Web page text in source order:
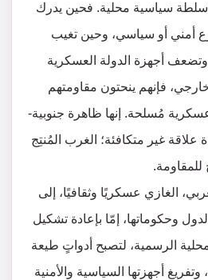
سياسية محلية. فحين يدرك
درع أمني أو سياسي، وحين تغيب
وتضعف أجهزة الدولة العسكرية
خارجي، فإنهم ينحتون مقاومتهم
عسكرية مُسلحة. إنها ظاهرة جنوبية-
علاقة غير متكافئة؛ الغرب المُنتِج
للمقاومة.
الغازي عسكريًا وثقافيًا، إلى
وحكوماتها، إمّا بإعادة تشكيل
الرسمية، لتصبح أدواتٍ طيعة
أجهزتها السياسية والأمنية